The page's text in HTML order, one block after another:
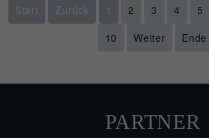
Start Zurück 1 2 3 4 5
10
Weiter Ende
PARTNER